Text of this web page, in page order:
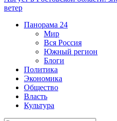
ветер
Панорама 24
Мир
Вся Россия
Южный регион
Блоги
Политика
Экономика
Общество
Власть
Культура